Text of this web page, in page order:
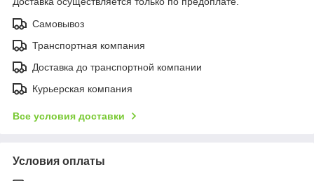
Самовывоз
Транспортная компания
Доставка до транспортной компании
Курьерская компания
Все условия доставки
Условия оплаты